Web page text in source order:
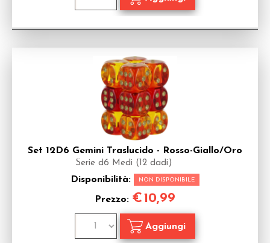
Set 12D6 Gemini Traslucido - Rosso-Giallo/Oro
Serie d6 Medi (12 dadi)
Disponibilità: NON DISPONIBILE
Prezzo: €10,99